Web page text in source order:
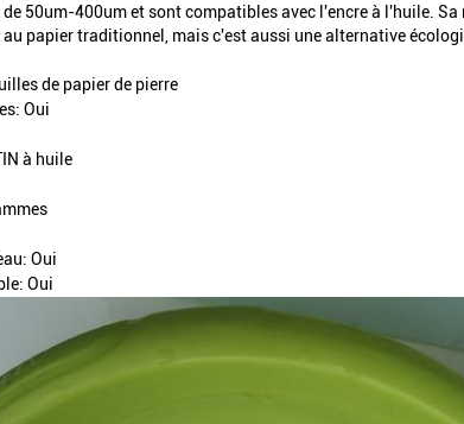
de 50um-400um et sont compatibles avec l'encre à l'huile.
papier traditionnel, mais c'est aussi une alternative
de papier de pierre
Oui
à huile
Oui
Oui